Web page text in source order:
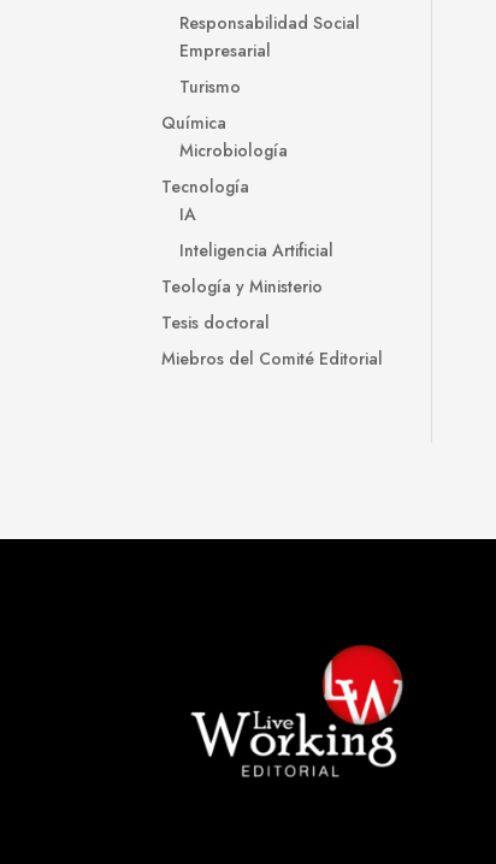
Responsabilidad Social
Empresarial
Turismo
Química
Microbiología
Tecnología
IA
Inteligencia Artificial
Teología y Ministerio
Tesis doctoral
Miebros del Comité Editorial